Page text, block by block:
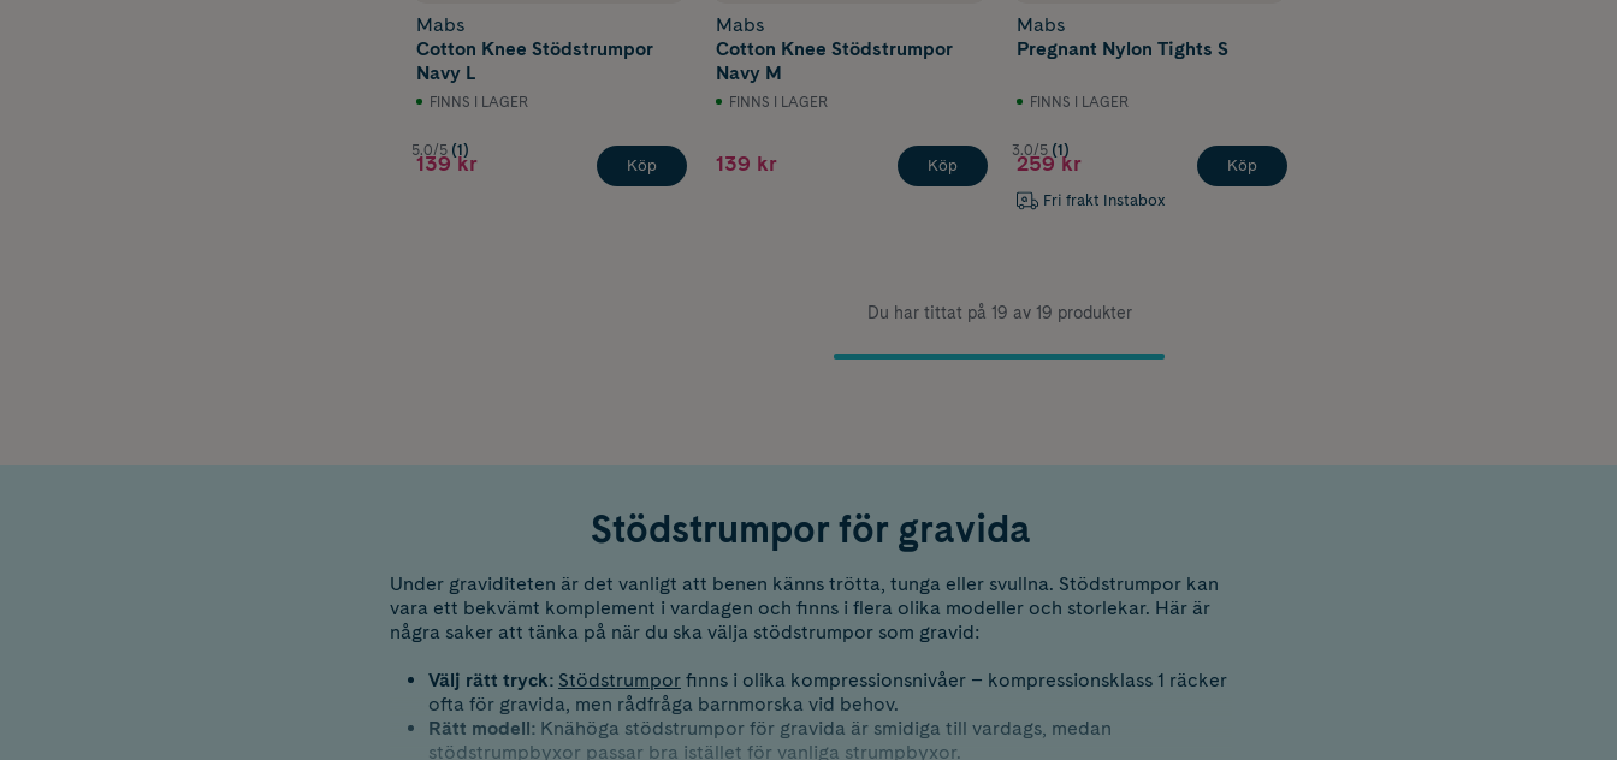
Mabs
Cotton Knee Stödstrumpor
Navy L
FINNS I LAGER
5.0/5 (1)
139 kr Köp
Mabs
Cotton Knee Stödstrumpor
Navy M
FINNS I LAGER
139 kr Köp
Mabs
Pregnant Nylon Tights S
FINNS I LAGER
3.0/5 (1)
259 kr
Fri frakt Instabox
Köp
Du har tittat på 19 av 19 produkter
Stödstrumpor för gravida
Under graviditeten är det vanligt att benen känns trötta, tunga eller svullna. Stödstrumpor kan
vara ett bekvämt komplement i vardagen och finns i flera olika modeller och storlekar. Här är
några saker att tänka på när du ska välja stödstrumpor som gravid:
Välj rätt tryck: Stödstrumpor finns i olika kompressionsnivåer – kompressionsklass 1 räcker
ofta för gravida, men rådfråga barnmorska vid behov.
Rätt modell: Knähöga stödstrumpor för gravida är smidiga till vardags, medan
stödstrumpbyxor passar bra istället för vanliga strumpbyxor.